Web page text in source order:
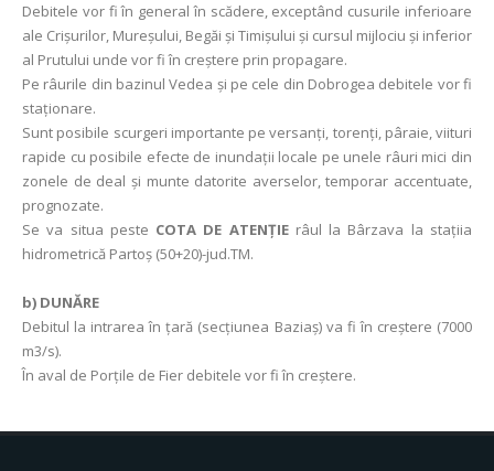
Debitele vor fi în general în scădere, exceptând cusurile inferioare
ale Crişurilor, Mureşului, Begăi şi Timişului şi cursul mijlociu şi inferior
al Prutului unde vor fi în creştere prin propagare.
Pe râurile din bazinul Vedea şi pe cele din Dobrogea debitele vor fi
staţionare.
Sunt posibile scurgeri importante pe versanţi, torenţi, pâraie, viituri
rapide cu posibile efecte de inundaţii locale pe unele râuri mici din
zonele de deal și munte datorite averselor, temporar accentuate,
prognozate.
Se va situa peste COTA DE ATENȚIErâul la Bârzava la stațiia
hidrometrică Partoş (50+20)-jud.TM.
b) DUNĂRE
Debitul la intrarea în ţară (secţiunea Baziaş) va fi în creştere (7000
m3/s).
În aval de Porţile de Fier debitele vor fi în creștere.